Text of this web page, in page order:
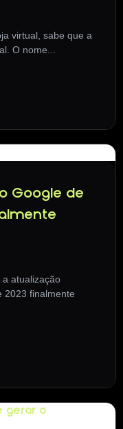
virtual, sabe que a
O nome...
Google de
atualização
2023 finalmente